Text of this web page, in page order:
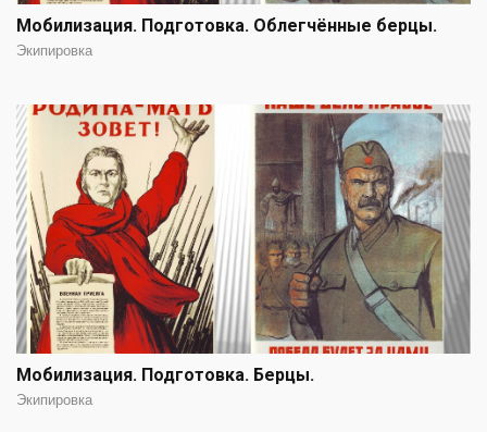
Мобилизация. Подготовка. Облегчённые берцы.
Экипировка
Мобилизация. Подготовка. Берцы.
Экипировка